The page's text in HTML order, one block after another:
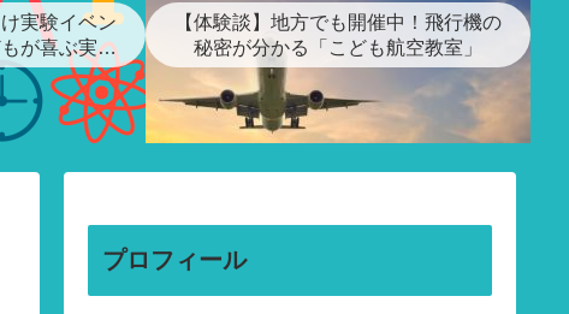
実験イベン
が喜ぶ実験
【体験談】地方でも開催中！飛行機の
秘密が分かる「こども航空教室」
プロフィール